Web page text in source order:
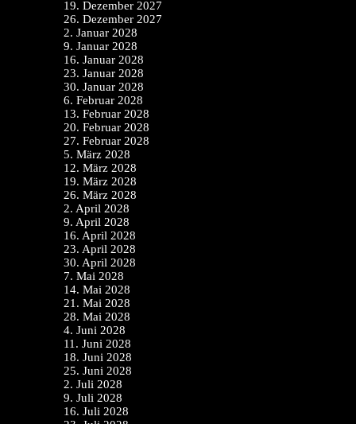
19. Dezember 2027
26. Dezember 2027
2. Januar 2028
9. Januar 2028
16. Januar 2028
23. Januar 2028
30. Januar 2028
6. Februar 2028
13. Februar 2028
20. Februar 2028
27. Februar 2028
5. März 2028
12. März 2028
19. März 2028
26. März 2028
2. April 2028
9. April 2028
16. April 2028
23. April 2028
30. April 2028
7. Mai 2028
14. Mai 2028
21. Mai 2028
28. Mai 2028
4. Juni 2028
11. Juni 2028
18. Juni 2028
25. Juni 2028
2. Juli 2028
9. Juli 2028
16. Juli 2028